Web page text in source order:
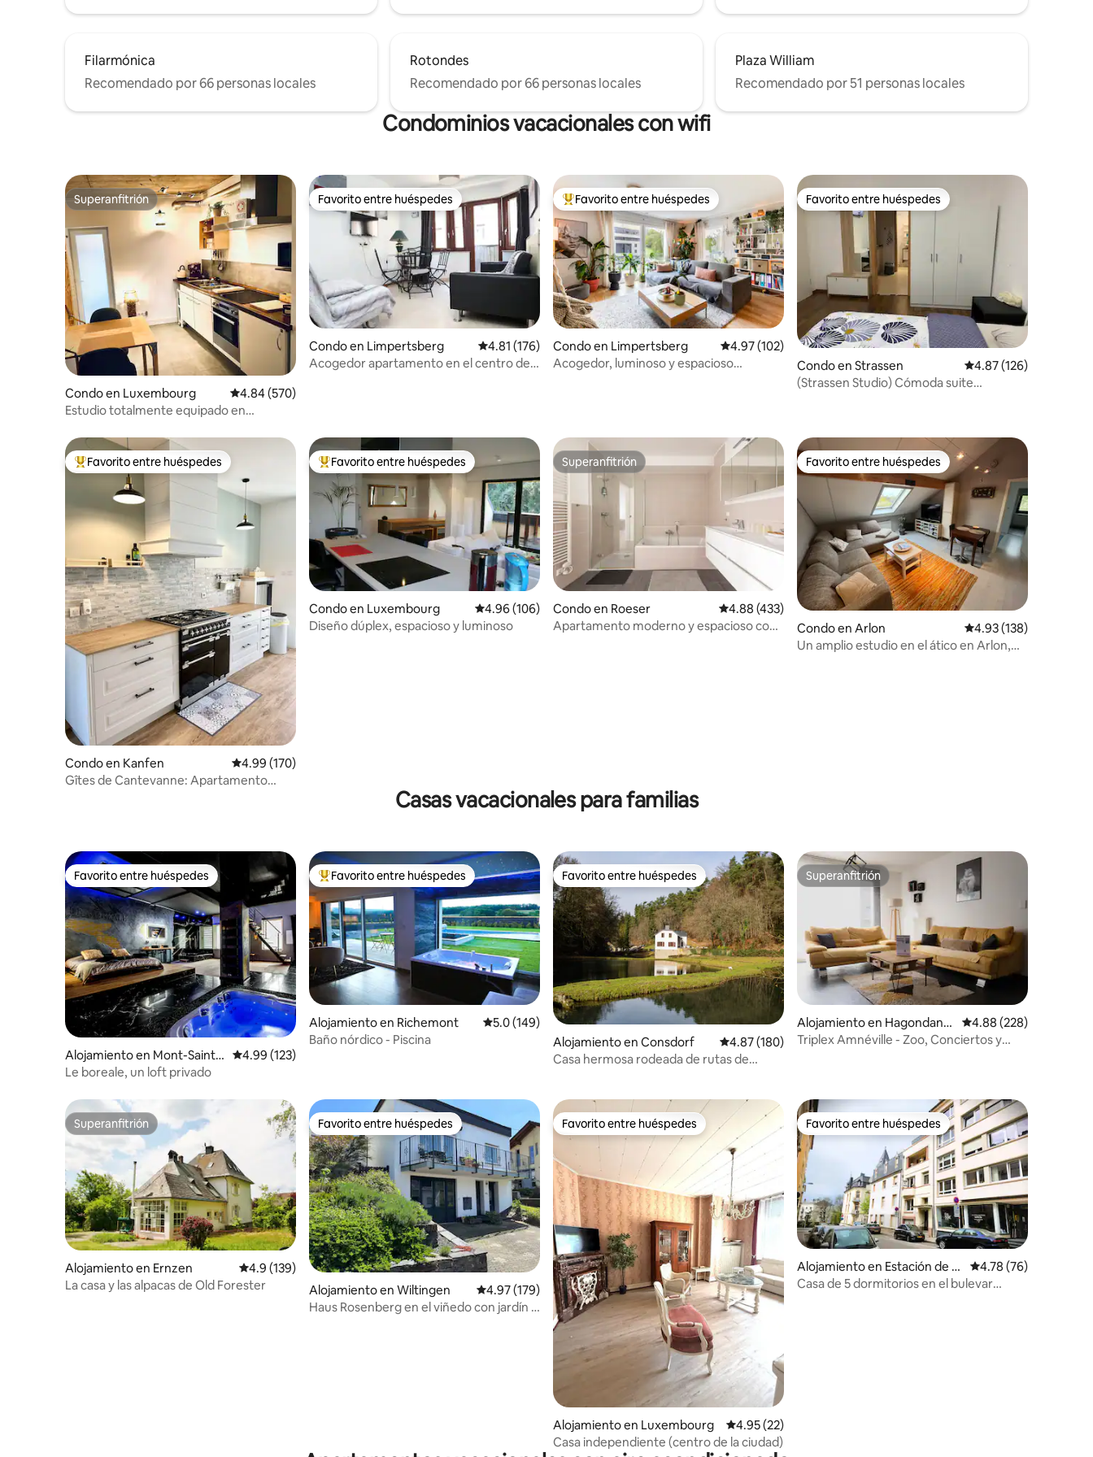
Filarmónica
Recomendado por 66 personas locales
Rotondes
Recomendado por 66 personas locales
Plaza William
Recomendado por 51 personas locales
Condominios vacacionales con wifi
Superanfitrión
Superanfitrión
Condo en Luxembourg Calificación promedio: 4.84 de 5, 570 reseñas
4.84 (570)
Estudio totalmente equipado en
gratuito.
Favorito entre huéspedes
Favorito entre huéspedes
Condo en Limpertsberg Calificación promedio: 4.81 de 5, 176 reseñas
4.81 (176)
Acogedor apartamento en el centro de
Favorito entre huéspedes preferido
Favorito entre huéspedes
Condo en Limpertsberg Calificación promedio: 4.97 de 5, 102 reseñas
4.97 (102)
Acogedor, luminoso y espacioso
Favorito entre huéspedes
Favorito entre huéspedes
Condo en Strassen Calificación promedio:
4.87 (126)
(Strassen Studio) Cómoda suite
Favorito entre huéspedes preferido
Favorito entre huéspedes
Condo en Kanfen Calificación promedio: 4.99 de 5, 170 reseñas
4.99 (170)
Gîtes de Cantevanne: Apartamento
Favorito entre huéspedes preferido
Favorito entre huéspedes
Condo en Luxembourg Calificación promedio: 4.96 de 5, 106 reseñas
4.96 (106)
Diseño dúplex, espacioso y luminoso
Superanfitrión
Superanfitrión
Condo en Roeser Calificación promedio: 4.88 de 5, 433 reseñas
4.88 (433)
Apartamento moderno y espacioso con
Favorito entre huéspedes
Favorito entre huéspedes
Condo en Arlon Calificación promedio:
4.93 (138)
Un amplio estudio en el ático en Arlon,
Casas vacacionales para familias
Favorito entre huéspedes
Favorito entre huéspedes
Alojamiento en Mont-Saint-
Martin
Calificación promedio: 4.99 de 5, 123 reseñas
4.99 (123)
Le boreale, un loft privado
Favorito entre huéspedes preferido
Favorito entre huéspedes
Alojamiento en Richemont Calificación promedio: 5.0 de 5, 149 reseñas
5.0 (149)
Baño nórdico - Piscina
Favorito entre huéspedes
Favorito entre huéspedes
Alojamiento en Consdorf Calificación promedio: 4.87 de 5, 180 reseñas
4.87 (180)
Casa hermosa rodeada de rutas de
Superanfitrión
Superanfitrión
Alojamiento en Hagondang
e
Calificación promedio:
4.88 (228)
Triplex Amnéville - Zoo, Conciertos y
Superanfitrión
Superanfitrión
Alojamiento en Ernzen Calificación promedio: 4.9 de 5, 139 reseñas
4.9 (139)
La casa y las alpacas de Old Forester
Favorito entre huéspedes
Favorito entre huéspedes
Alojamiento en Wiltingen Calificación promedio: 4.97 de 5, 179 reseñas
4.97 (179)
Haus Rosenberg en el viñedo con jardín y
Favorito entre huéspedes
Favorito entre huéspedes
Alojamiento en Luxembourg Calificación promedio: 4.95 de 5, 22 reseñas
4.95 (22)
Casa independiente (centro de la ciudad)
Favorito entre huéspedes
Favorito entre huéspedes
Alojamiento en Estación de L
uxemburgo
Calificación
4.78 (76)
Casa de 5 dormitorios en el bulevar